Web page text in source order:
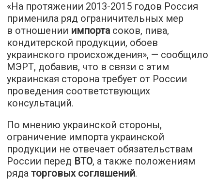
«На протяжении 2013-2015 годов Россия
применила ряд ограничительных мер
в отношении импортасоков, пива,
кондитерской продукции, обоев
украинского происхождения», — сообщило
МЭРТ, добавив, что в связи с этим
украинская сторона требует от России
проведения соответствующих
консультаций.
По мнению украинской стороны,
ограничение импорта украинской
продукции не отвечает обязательствам
России перед ВТО, а также положениям
ряда торговых соглашений.